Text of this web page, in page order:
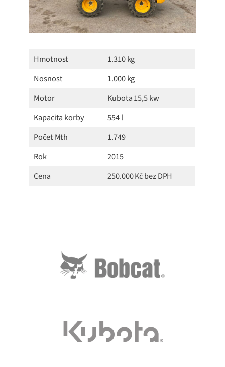
Hmotnost
1.310 kg
Nosnost
1.000 kg
Motor
Kubota 15,5 kw
Kapacita korby
554 l
Počet Mth
1.749
Rok
2015
Cena
250.000 Kč bez DPH